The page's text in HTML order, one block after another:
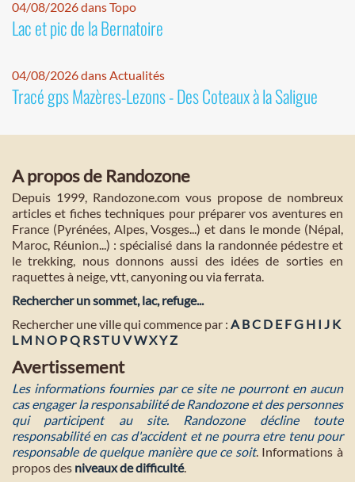
04/08/2026 dans Topo
Lac et pic de la Bernatoire
04/08/2026 dans Actualités
Tracé gps Mazères-Lezons - Des Coteaux à la Saligue
A propos de Randozone
Depuis 1999, Randozone.com vous propose de nombreux
articles et fiches techniques pour préparer vos aventures en
France (Pyrénées, Alpes, Vosges...) et dans le monde (Népal,
Maroc, Réunion...) : spécialisé dans la randonnée pédestre et
le trekking, nous donnons aussi des idées de sorties en
raquettes à neige, vtt, canyoning ou via ferrata.
Rechercher un sommet, lac, refuge...
Rechercher une ville qui commence par : A BC D E FG H I J K
L M NO PQ RST U VWXYZ
Avertissement
Les informations fournies par ce site ne pourront en aucun
cas engager la responsabilité de Randozone et des personnes
qui participent au site. Randozone décline toute
responsabilité en cas d'accident et ne pourra etre tenu pour
responsable de quelque manière que ce soit. Informations à
propos des niveaux de difficulté.